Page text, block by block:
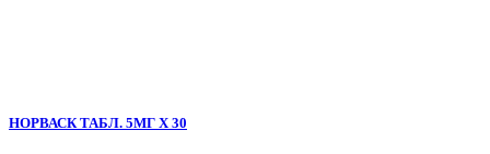
НОРВАСК ТАБЛ. 5МГ Х 30